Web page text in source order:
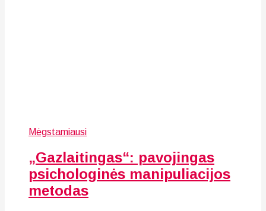
Mėgstamiausi
„Gazlaitingas“: pavojingas
psichologinės manipuliacijos
metodas